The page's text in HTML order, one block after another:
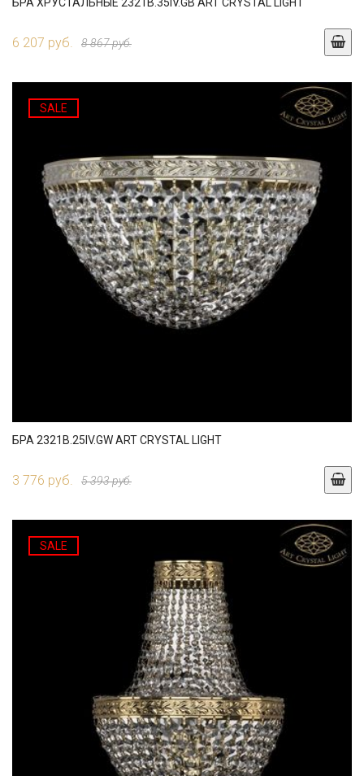
6 207 руб. 8 867 руб.
SALE
БРА 2321B.25IV.GW ART CRYSTAL LIGHT
3 776 руб. 5 393 руб.
SALE